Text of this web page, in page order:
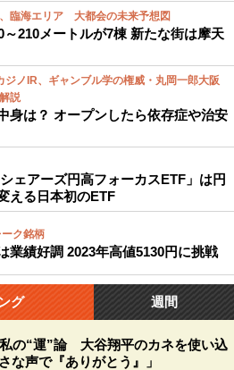
臨海エリア 大都会の未来予想図
210メートルが7棟 新たな街は摩天
ジノIR、ギャンブル学の権威・丸岡一郎大阪
説
身は？ オープンしたら依存症や治安
ェアーズ円高フォーカスETF」は円
える日本初のETF
ク銘柄
業績好調 2023年高値5130円に挑戦
グ 週間
の“運”論 大谷翔平のカネを使い込
な声で『ありがとう』」